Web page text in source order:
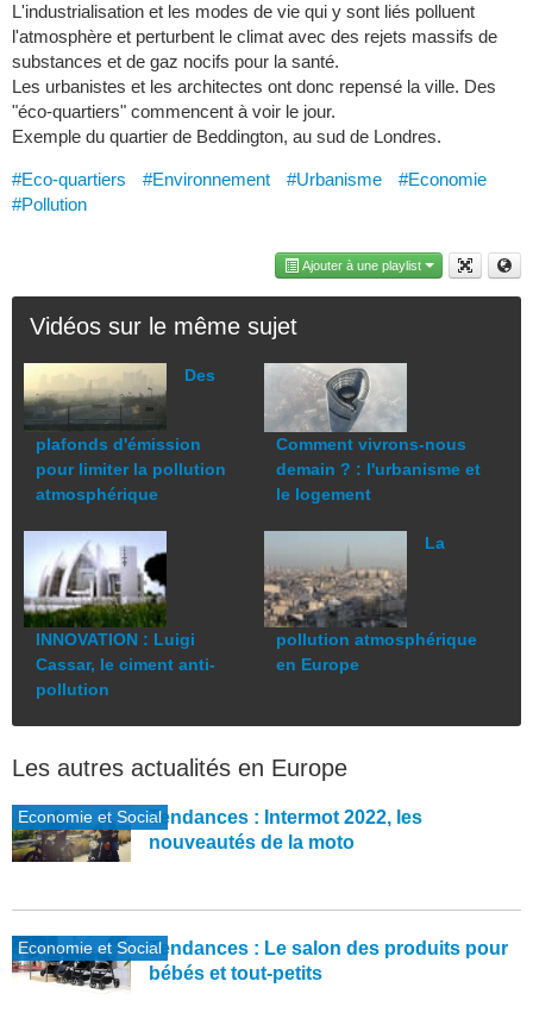
L'industrialisation et les modes de vie qui y sont liés polluent
l'atmosphère et perturbent le climat avec des rejets massifs de
substances et de gaz nocifs pour la santé.
Les urbanistes et les architectes ont donc repensé la ville. Des
"éco-quartiers" commencent à voir le jour.
Exemple du quartier de Beddington, au sud de Londres.
#Eco-quartiers #Environnement #Urbanisme
#Economie
#Pollution
Ajouter à une playlist
Vidéos sur le même sujet
Des
plafonds d'émission
pour limiter la pollution
atmosphérique
INNOVATION : Luigi
Cassar, le ciment anti-
pollution
Comment vivrons-nous
demain ? : l'urbanisme et
le logement
La
pollution atmosphérique
en Europe
Les autres actualités en Europe
Economie et SocialTendances : Intermot 2022, les
nouveautés de la moto
Economie et SocialTendances : Le salon des produits pour
bébés et tout-petits